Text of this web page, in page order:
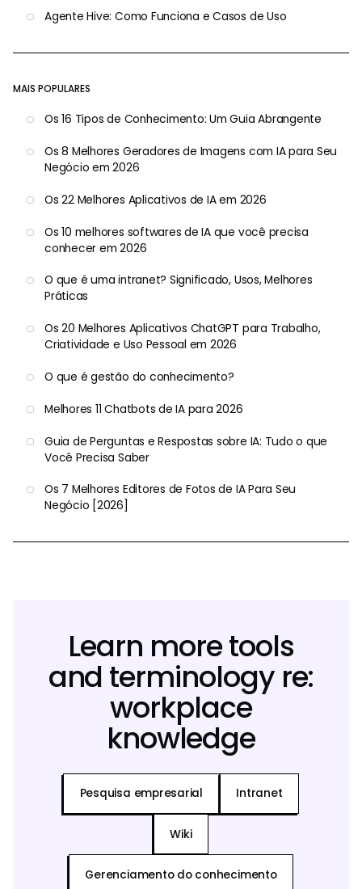
Agente Hive: Como Funciona e Casos de Uso
MAIS POPULARES
Os 16 Tipos de Conhecimento: Um Guia Abrangente
Os 8 Melhores Geradores de Imagens com IA para Seu
Negócio em 2026
Os 22 Melhores Aplicativos de IA em 2026
Os 10 melhores softwares de IA que você precisa
conhecer em 2026
O que é uma intranet? Significado, Usos, Melhores
Práticas
Os 20 Melhores Aplicativos ChatGPT para Trabalho,
Criatividade e Uso Pessoal em 2026
O que é gestão do conhecimento?
Melhores 11 Chatbots de IA para 2026
Guia de Perguntas e Respostas sobre IA: Tudo o que
Você Precisa Saber
Os 7 Melhores Editores de Fotos de IA Para Seu
Negócio [2026]
Learn more tools
and terminology re:
workplace
knowledge
Pesquisa empresarial Intranet
Wiki
Gerenciamento do conhecimento